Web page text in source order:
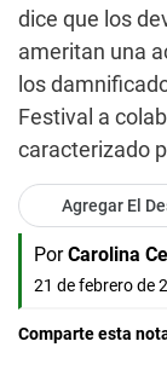
dice que los
ameritan una
los
Festival a
caracterizado
Agregar El
Por Carolina
21 de febrero de
Comparte esta